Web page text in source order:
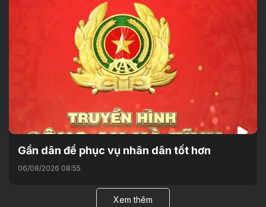
Gần dân để phục vụ nhân dân tốt hơn
06/08/2026 08:55
Xem thêm